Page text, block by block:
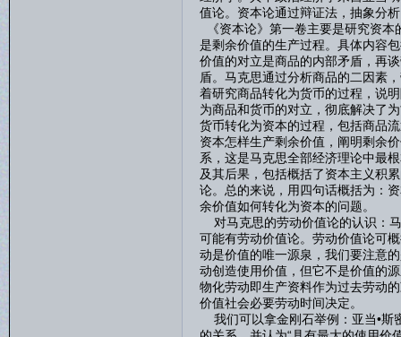
值论。资本论通过辩证法，抽象分
《资本论》第一卷主要是研究资
是剩余价值的生产过程。具体内容
价值的对立是商品的内部矛盾，再
盾。马克思通过分析商品的二因素
着研究商品转化为货币的过程，说
为商品和货币的对立，彻底解决了
货币转化为资本的过程，包括商品
资本怎样生产剩余价值，阐明剩余
系，这是马克思全部经济理论中最
及其后果，包括概括了资本主义积
论。总的来说，用四句话概括为：
余价值如何转化为资本的问题。
对马克思的劳动价值论的认识：
可能有劳动价值论。劳动价值论可
动是价值的唯一源泉，我们要注意
动创造使用价值，但它不是价值的
物化劳动即生产资料作为过去劳动
价值社会必要劳动时间决定。
我们可以拿金刚石举例：亚当•斯